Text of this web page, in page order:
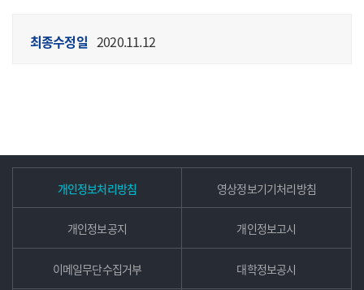
최종수정일 2020.11.12
개인정보처리방침 영상정보기기처리방침
개인정보공지 개인정보고시
이메일무단수집거부 대학정보공시